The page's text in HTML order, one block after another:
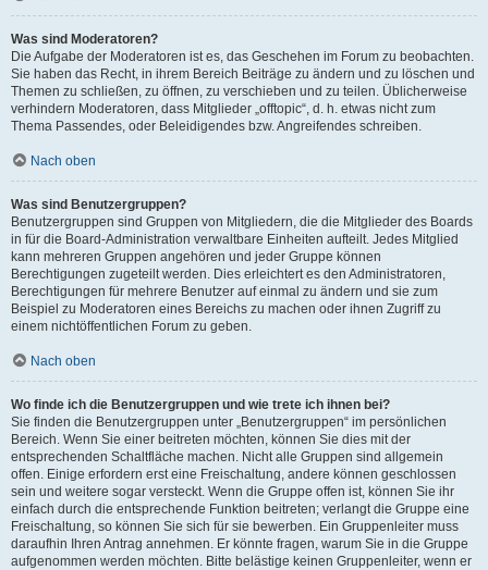
Was sind Moderatoren?
Die Aufgabe der Moderatoren ist es, das Geschehen im Forum zu beobachten.
Sie haben das Recht, in ihrem Bereich Beiträge zu ändern und zu löschen und
Themen zu schließen, zu öffnen, zu verschieben und zu teilen. Üblicherweise
verhindern Moderatoren, dass Mitglieder „offtopic“, d. h. etwas nicht zum
Thema Passendes, oder Beleidigendes bzw. Angreifendes schreiben.
Nach oben
Was sind Benutzergruppen?
Benutzergruppen sind Gruppen von Mitgliedern, die die Mitglieder des Boards
in für die Board-Administration verwaltbare Einheiten aufteilt. Jedes Mitglied
kann mehreren Gruppen angehören und jeder Gruppe können
Berechtigungen zugeteilt werden. Dies erleichtert es den Administratoren,
Berechtigungen für mehrere Benutzer auf einmal zu ändern und sie zum
Beispiel zu Moderatoren eines Bereichs zu machen oder ihnen Zugriff zu
einem nichtöffentlichen Forum zu geben.
Nach oben
Wo finde ich die Benutzergruppen und wie trete ich ihnen bei?
Sie finden die Benutzergruppen unter „Benutzergruppen“ im persönlichen
Bereich. Wenn Sie einer beitreten möchten, können Sie dies mit der
entsprechenden Schaltfläche machen. Nicht alle Gruppen sind allgemein
offen. Einige erfordern erst eine Freischaltung, andere können geschlossen
sein und weitere sogar versteckt. Wenn die Gruppe offen ist, können Sie ihr
einfach durch die entsprechende Funktion beitreten; verlangt die Gruppe eine
Freischaltung, so können Sie sich für sie bewerben. Ein Gruppenleiter muss
daraufhin Ihren Antrag annehmen. Er könnte fragen, warum Sie in die Gruppe
aufgenommen werden möchten. Bitte belästige keinen Gruppenleiter, wenn er